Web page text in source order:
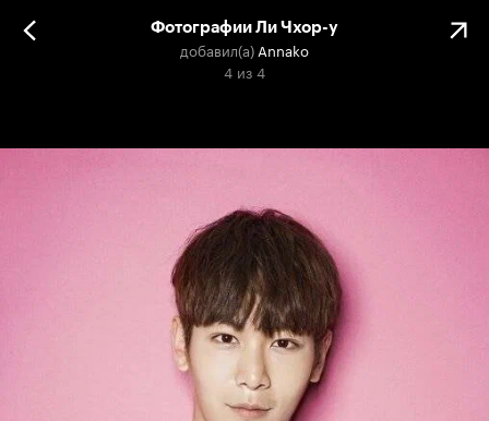
Фотографии Ли Чхор-у
добавил(а) Annako
4 из 4